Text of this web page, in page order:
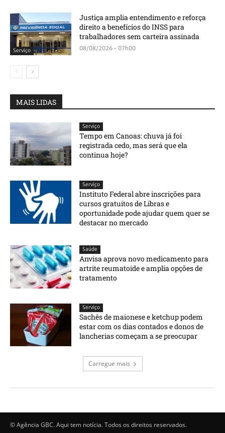
Serviço
Justiça amplia entendimento e reforça
direito a benefícios do INSS para
trabalhadores sem carteira assinada
08/08/2026 - 07h00
MAIS LIDAS
Serviço
Tempo em Canoas: chuva já foi
registrada cedo, mas será que ela
continua hoje?
Serviço
Instituto Federal abre inscrições para
cursos gratuitos de Libras e
oportunidade pode ajudar quem quer se
destacar no mercado
Saúde
Anvisa aprova novo medicamento para
artrite reumatoide e amplia opções de
tratamento
Serviço
Sachês de maionese e ketchup podem
estar com os dias contados e donos de
lancherias começam a se preocupar
Carregue mais
© Agência GBC. Aqui tem notícia. Todos os direitos reservados.